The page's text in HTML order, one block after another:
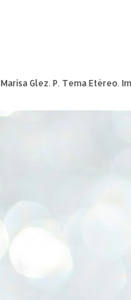
Marisa Glez. P. Tema Etéreo.